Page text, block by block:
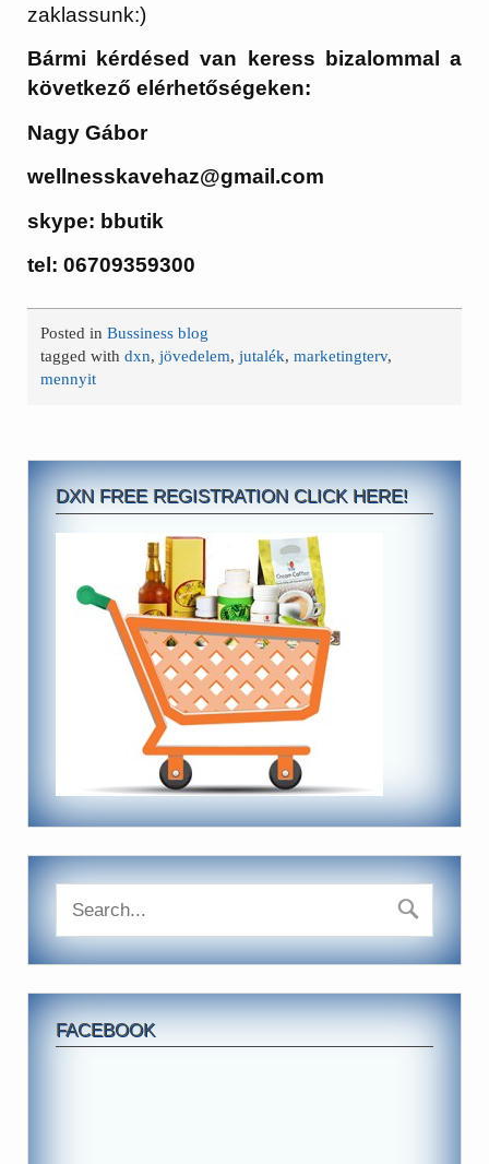
zaklassunk:)
Bármi kérdésed van keress bizalommal a
következő elérhetőségeken:
Nagy Gábor
wellnesskavehaz@gmail.com
skype: bbutik
tel: 06709359300
Posted inBussiness blog
tagged withdxn,jövedelem,jutalék,marketingterv,
mennyit
DXN FREE REGISTRATION CLICK HERE!
FACEBOOK